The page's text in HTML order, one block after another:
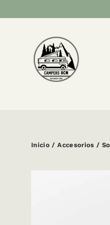
Inicio / Accesorios /